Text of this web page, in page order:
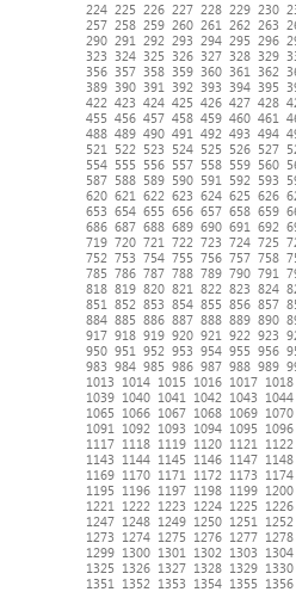
224 225 226 227 228 229 230
257 258 259 260 261 262 263
290 291 292 293 294 295 296
323
324 325 326 327 328 329
356 357 358 359 360 361 362
389 390 391 392 393 394 395
422 423 424 425 426 427 428
455 456 457 458 459 460 461
488 489 490 491 492 493 494
521
522 523 524 525 526 527
554 555 556 557 558 559 560
587 588 589 590 591 592 593
620 621 622 623 624 625 626
653 654 655 656 657 658 659
686 687 688 689 690 691 692
719 720 721 722 723 724 725
752 753 754 755 756 757 758
785 786 787 788 789 790 791
818 819 820 821 822 823 824
851
852 853 854 855 856 857
884 885 886 887 888 889 890
917 918 919 920 921 922 923
950 951 952 953 954 955 956
983 984 985 986 987 988 989
1013
1014 1015 1016 1017 1018
1039 1040 1041 1042 1043 1044
1065
1066 1067 1068 1069 1070
1091
1092 1093 1094 1095 1096
1117 1118 1119 1120 1121 1122
1143
1144 1145 1146 1147 1148
1169 1170 1171 1172 1173 1174
1195
1196 1197 1198 1199 1200
1221
1222 1223 1224 1225 1226
1247 1248 1249 1250 1251 1252
1273
1274 1275 1276 1277 1278
1299 1300 1301 1302 1303 1304
1325
1326 1327 1328 1329 1330
1351
1352 1353 1354 1355 1356